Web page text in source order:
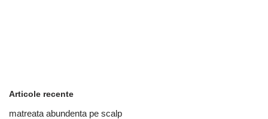
Articole recente
matreata abundenta pe scalp